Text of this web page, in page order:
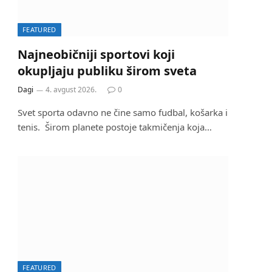
FEATURED
Najneobičniji sportovi koji
okupljaju publiku širom sveta
Dagi 4. avgust 2026. 0
Svet sporta odavno ne čine samo fudbal, košarka i
tenis. Širom planete postoje takmičenja koja…
FEATURED